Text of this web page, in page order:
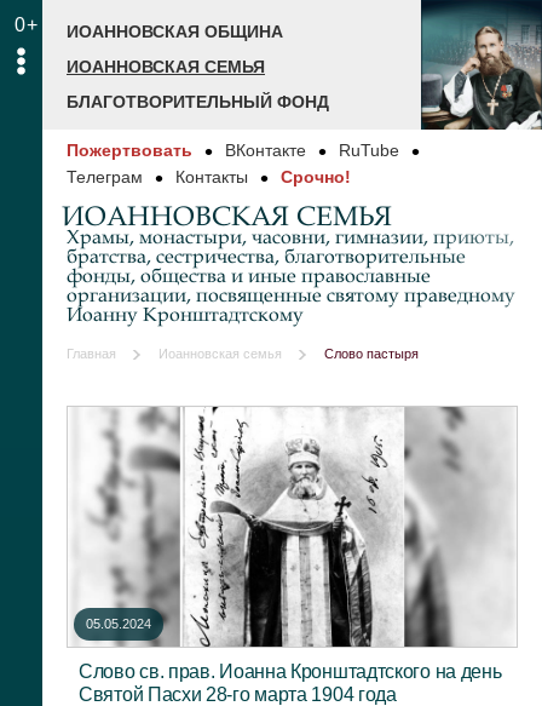
0+
ИОАННОВСКАЯ ОБЩИНА
ИОАННОВСКАЯ СЕМЬЯ
БЛАГОТВОРИТЕЛЬНЫЙ ФОНД
Пожертвовать ВКонтакте
RuTube
Телеграм
Контакты Срочно!
ИОАННОВСКАЯ СЕМЬЯ
Храмы, монастыри, часовни, гимназии, приюты,
братства, сестричества, благотворительные
фонды, общества и иные православные
организации, посвященные святому праведному
Иоанну Кронштадтскому
Главная Иоанновская семья Слово пастыря
05.05.2024
Слово св. прав. Иоанна Кронштадтского на день
Святой Пасхи 28-го марта 1904 года